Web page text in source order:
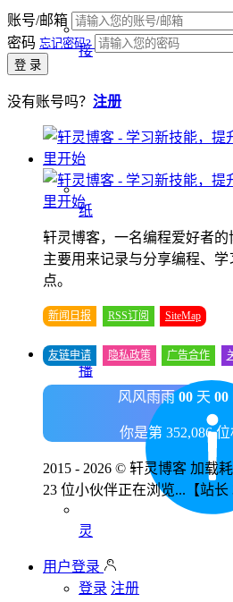
接
纸
播
灵
用户登录
登录 注册
账号/邮箱
密码 忘记密码?
登 录
没有账号吗？ 注册
轩灵博客，一名编程爱好者的
主要用来记录与分享编程、学
点。
新闻日报 RSS订阅 SiteMap
友链申请 隐私政策 广告合作
风风雨雨 00 天 00
你是第 352,086
2015 - 2026 © 轩灵博客 加载
23 位小伙伴正在浏览... 【站